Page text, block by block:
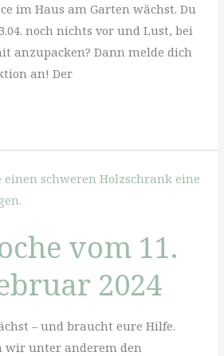
im Haus am Garten wächst. Du
noch nichts vor und Lust, bei
anzupacken? Dann melde dich
an! Der
vom 11.
2024
– und braucht eure Hilfe.
wir unter anderem den